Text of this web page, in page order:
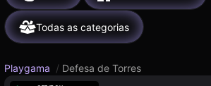
Todas as categorias
Playgama / Defesa de Torres